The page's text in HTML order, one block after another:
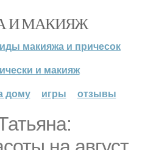
И МАКИЯЖ
макияжа и причесок
и макияж
дому
игры отзывы